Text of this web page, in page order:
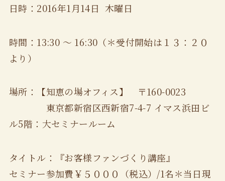
日時：2016年1月14日 木曜日
時間：13:30 ～ 16:30（＊受付開始は１３：２０
より）
場所：【知恵の場オフィス】 〒160-0023
東京都新宿区西新宿7-4-7 イマス浜田ビ
ル5階：大セミナールーム
タイトル：『お客様ファンづくり講座』
セミナー参加費￥５０００（税込）/1名＊当日現